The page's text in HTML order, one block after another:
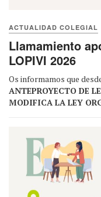
ACTUALIDAD COLEGIAL
Llamamiento
LOPIVI 2026
Os informamos que
ANTEPROYECTO DE
MODIFICA LA LEY